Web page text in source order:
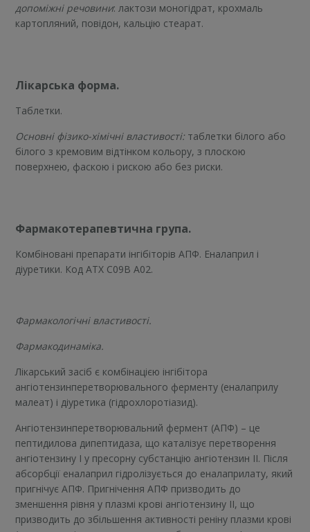
допоміжні речовини: лактози моногідрат, крохмаль
картопляний, повідон, кальцію стеарат.
Лікарська форма.
Таблетки.
Основні фізико-хімічні властивості: таблетки білого або
білого з кремовим відтінком кольору, з плоскою
поверхнею, фаскою і рискою або без риски.
Фармакотерапевтична група.
Комбіновані препарати інгібіторів АПФ. Еналаприл і
діуретики. Код АТХ С09В А02.
Фармакологічні властивості.
Фармакодинаміка.
Лікарський засіб є комбінацією інгібітора
ангіотензинперетворювального ферменту (еналаприлу
малеат) і діуретика (гідрохлоротіазид).
Ангіотензинперетворювальний фермент (АПФ) – це
пептидилова дипептидаза, що каталізує перетворення
ангіотензину І у пресорну субстанцію ангіотензин ІІ. Після
абсорбції еналаприл гідролізується до еналаприлату, який
пригнічує АПФ. Пригнічення АПФ призводить до
зменшення рівня у плазмі крові ангіотензину ІІ, що
призводить до збільшення активності реніну плазми крові